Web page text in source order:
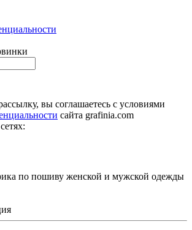
вы соглашаетесь с условиями
сайта grafinia.com
по пошиву женской и мужской одежды